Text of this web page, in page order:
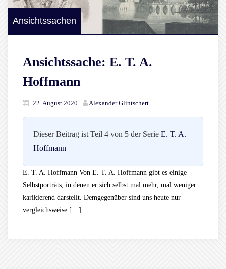
Ansichtssachen
Ansichtssache: E. T. A.
Hoffmann
22. August 2020 Alexander Glintschert
Dieser Beitrag ist Teil 4 von 5 der Serie E. T. A.
Hoffmann
E. T. A. Hoffmann Von E. T. A. Hoffmann gibt es einige
Selbstporträts, in denen er sich selbst mal mehr, mal weniger
karikierend darstellt. Demgegenüber sind uns heute nur
vergleichsweise […]